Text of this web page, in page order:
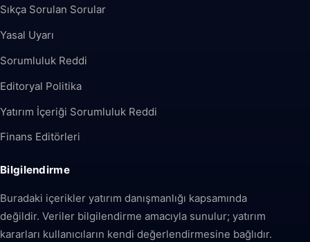
Sıkça Sorulan Sorular
Yasal Uyarı
Sorumluluk Reddi
Editoryal Politika
Yatırım İçeriği Sorumluluk Reddi
Finans Editörleri
Bilgilendirme
Buradaki içerikler yatırım danışmanlığı kapsamında
değildir. Veriler bilgilendirme amacıyla sunulur; yatırım
kararları kullanıcıların kendi değerlendirmesine bağlıdır.